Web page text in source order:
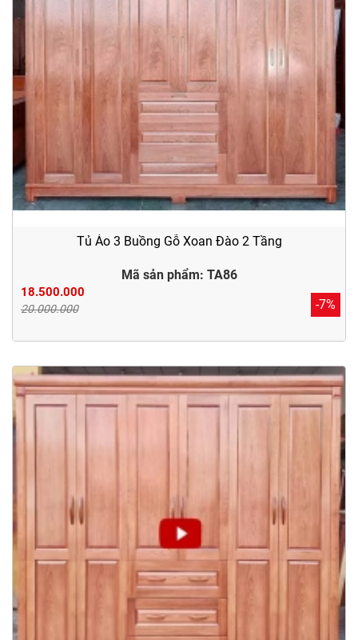
Tủ Áo 3 Buồng Gỗ Xoan Đào 2 Tầng
Mã sản phẩm: TA86
18.500.000
20.000.000 -7%